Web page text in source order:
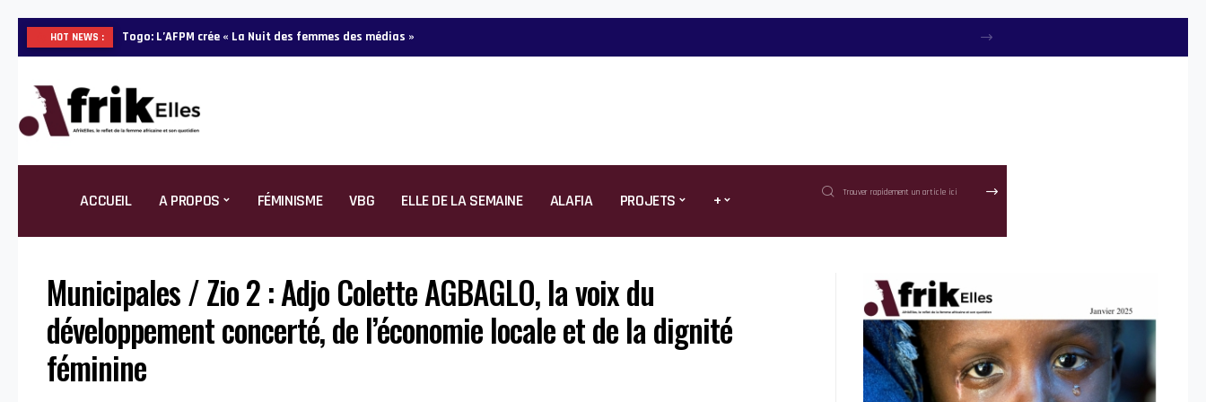
HOT NEWS : Projet EP2F : quatre choses à savoir sur l’outil CCP
ACCUEIL A PROPOS FÉMINISME VBG ELLE DE LA SEMAINE ALAFIA PROJETS +
Municipales / Zio 2 : Adjo Colette AGBAGLO, la voix du
développement concerté, de l’économie locale et de la dignité
féminine